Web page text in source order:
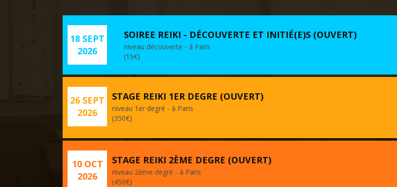
18 SEPT
2026
SOIREE REIKI - DÉCOUVERTE ET INITIÉ(E)S (OUVERT)
niveau découverte - à Paris
(15€)
26 SEPT
2026
STAGE REIKI 1ER DEGRE (OUVERT)
niveau 1er degré - à Paris
(350€)
10 OCT
2026
STAGE REIKI 2ÈME DEGRE (OUVERT)
niveau 2ème degré - à Paris
(450€)